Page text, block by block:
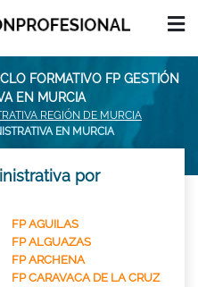
FORMATIVO FP GESTIÓN
EN MURCIA
REGIÓN DE MURCIA
EN MURCIA
por
FP AGUILAS
FP ALGUAZAS
FP ARCHENA
FP CARAVACA DE LA CRUZ